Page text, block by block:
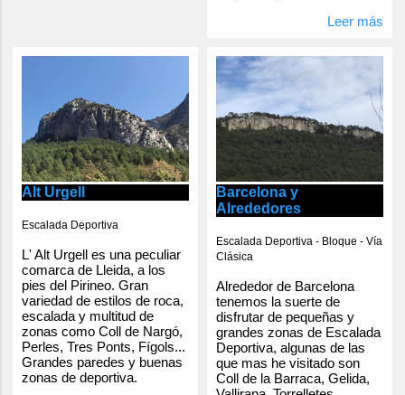
Leer más
Alt Urgell
Escalada Deportiva
L' Alt Urgell es una peculiar
comarca de Lleida, a los
pies del Pirineo. Gran
variedad de estilos de roca,
escalada y multitud de
zonas como Coll de Nargó,
Perles, Tres Ponts, Fígols...
Grandes paredes y buenas
zonas de deportiva.
Barcelona y
Alrededores
Escalada Deportiva - Bloque - Vía
Clásica
Alrededor de Barcelona
tenemos la suerte de
disfrutar de pequeñas y
grandes zonas de Escalada
Deportiva, algunas de las
que mas he visitado son
Coll de la Barraca, Gelida,